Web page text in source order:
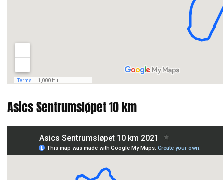
Asics Sentrumsløpet 10 km